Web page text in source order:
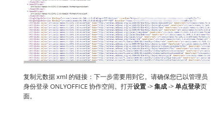
复制元数据 xml 的链接：下一步需要用到它。请确保您已以管理员
身份登录 ONLYOFFICE 协作空间。打开设置->集成->单点登录页
面。